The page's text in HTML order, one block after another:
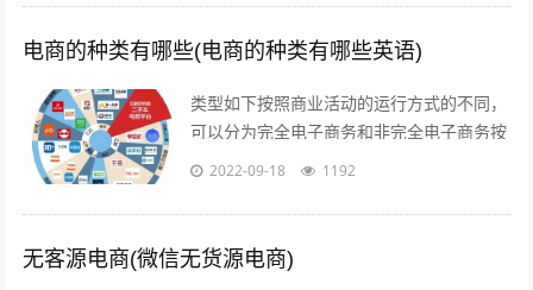
电商的种类有哪些(电商的种类有哪些英语)
类型如下按照商业活动的运行方式的不同，
可以分为完全电子商务和非完全电子商务按
照商务活动的内容的不同，可以分为间接电
2022-09-18 1192
无客源电商(微信无货源电商)